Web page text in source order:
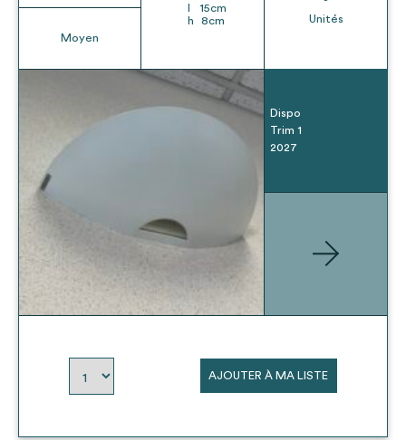
Moyen
15cm
h
8cm
Unités
Dispo
Trim 1
2027
AJOUTER À MA LISTE